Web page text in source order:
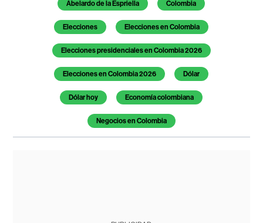
Abelardo de la Espriella Colombia
Elecciones Elecciones en Colombia
Elecciones presidenciales en Colombia 2026
Elecciones en Colombia 2026 Dólar
Dólar hoy Economía colombiana
Negocios en Colombia